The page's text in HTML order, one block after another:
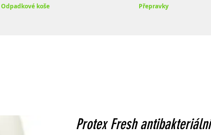
Odpadkové koše Přepravky
Protex Fresh antibakteriální